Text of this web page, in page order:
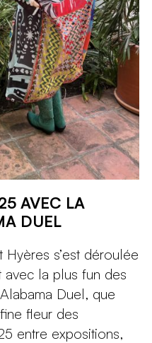
AVEC LA
DUEL
s’est déroulée
avec la plus fun des
Duel, que
fleur des
entre expositions,